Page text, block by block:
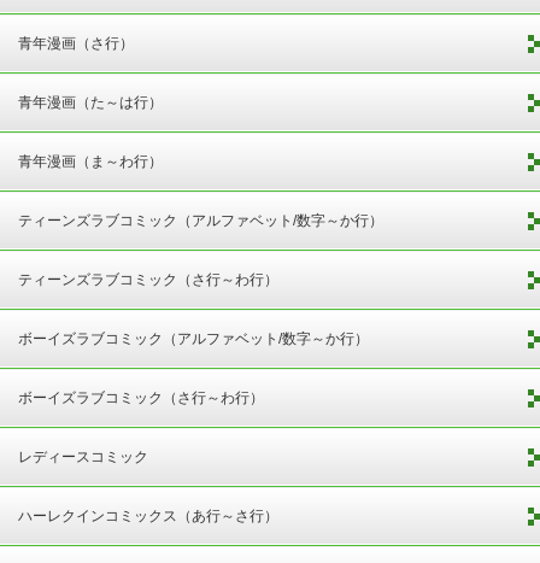
青年漫画（さ行）
青年漫画（た～は行）
青年漫画（ま～わ行）
ティーンズラブコミック（アルファベット/数字～か行）
ティーンズラブコミック（さ行～わ行）
ボーイズラブコミック（アルファベット/数字～か行）
ボーイズラブコミック（さ行～わ行）
レディースコミック
ハーレクインコミックス（あ行～さ行）